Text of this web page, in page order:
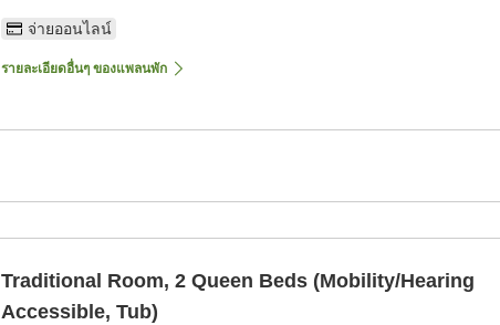
จ่ายออนไลน์
รายละเอียดอื่นๆ ของแพลนพัก
Traditional Room, 2 Queen Beds (Mobility/Hearing
Accessible, Tub)